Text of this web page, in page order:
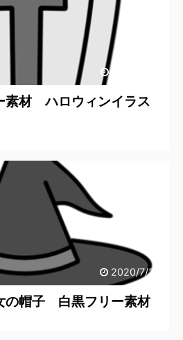
素材 ハロウィンイラス
2020/7/25
帽子 白黒フリー素材